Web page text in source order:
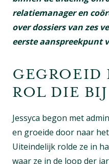
relatiemanager en
over dossiers van zes
eerste aanspreekpunt
GEGROEID
ROL DIE
Jessyca begon met
en groeide door naar
Uiteindelijk rolde ze in
waar ze in de loop der